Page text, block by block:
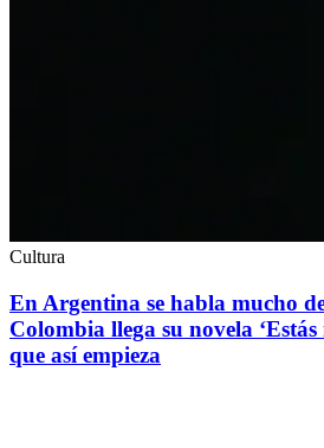
Cultura
En Argentina se habla mucho
Colombia llega su novela
que así empieza